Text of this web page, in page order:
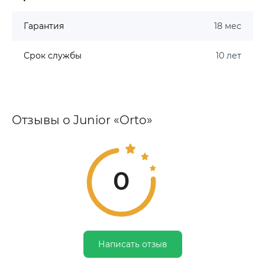
Гарантия 18 мес
Срок службы 10 лет
Отзывы о Junior «Orto»
0
Написать отзыв